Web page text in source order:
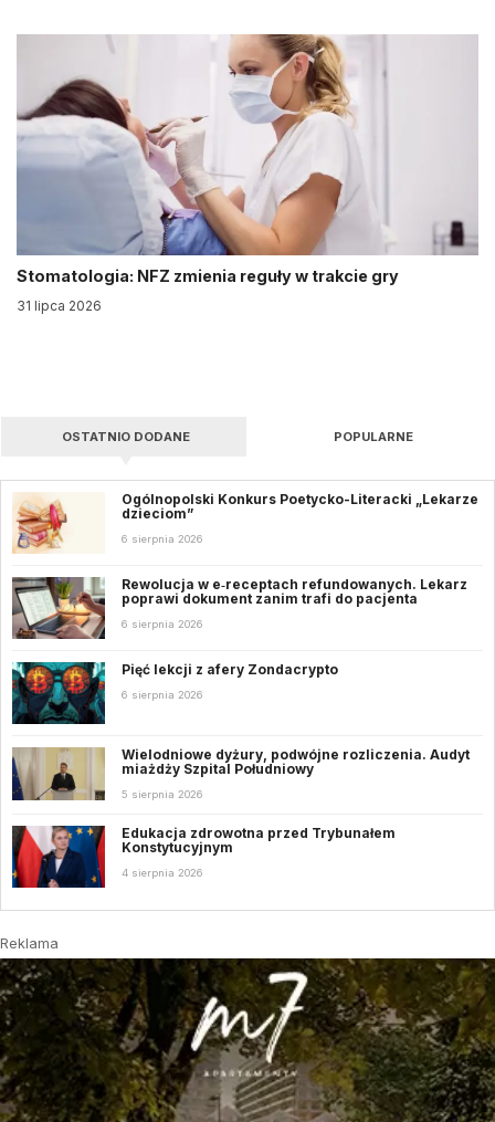
Stomatologia: NFZ zmienia reguły w trakcie gry
31 lipca 2026
OSTATNIO DODANE POPULARNE
Ogólnopolski Konkurs Poetycko-Literacki „Lekarze
dzieciom”
6 sierpnia 2026
Rewolucja w e‑receptach refundowanych. Lekarz
poprawi dokument zanim trafi do pacjenta
6 sierpnia 2026
Pięć lekcji z afery Zondacrypto
6 sierpnia 2026
Wielodniowe dyżury, podwójne rozliczenia. Audyt
miażdży Szpital Południowy
5 sierpnia 2026
Edukacja zdrowotna przed Trybunałem
Konstytucyjnym
4 sierpnia 2026
Reklama